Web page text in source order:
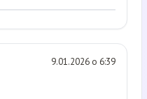
9.01.2026 o 6:39